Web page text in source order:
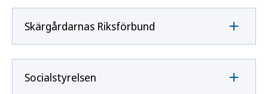
Skärgårdarnas Riksförbund
Socialstyrelsen